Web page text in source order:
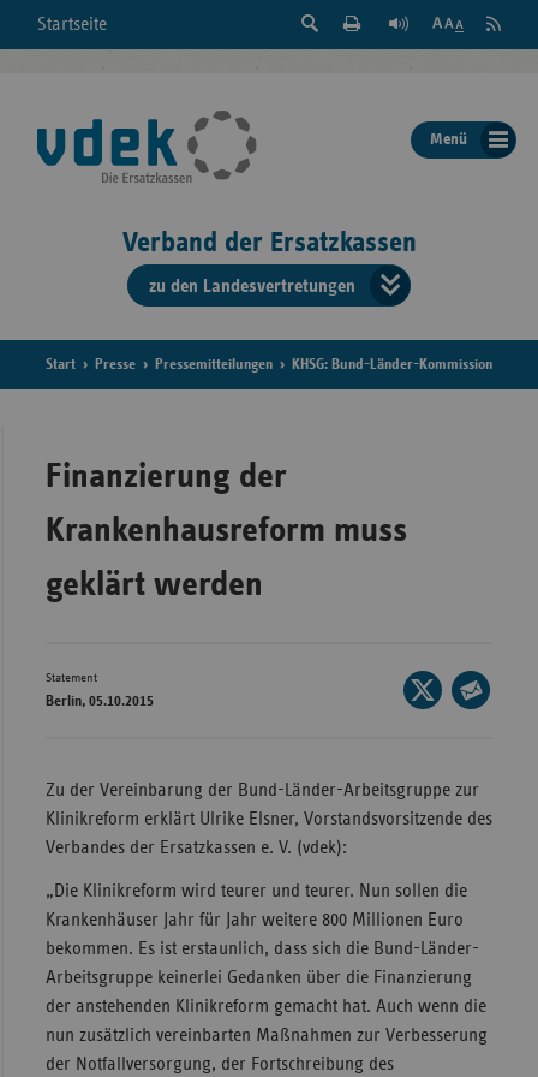
Startseite
Suche
der
Seite
Feed
Menü
Verband der Ersatzkassen
zu den Landesvertretungen
der
Hessen
Start Presse Pressemitteilungen KHSG: Bund-Länder-Kommission
Finanzierung der
Krankenhausreform muss
geklärt werden
Statement
Berlin, 05.10.2015
Seite
auf
Mail
Zu der Vereinbarung der Bund-Länder-Arbeitsgruppe zur
Klinikreform erklärt Ulrike Elsner, Vorstandsvorsitzende des
Verbandes der Ersatzkassen e. V. (vdek):
„Die Klinikreform wird teurer und teurer. Nun sollen die
Krankenhäuser Jahr für Jahr weitere 800 Millionen Euro
bekommen. Es ist erstaunlich, dass sich die Bund-Länder-
Arbeitsgruppe keinerlei Gedanken über die Finanzierung
der anstehenden Klinikreform gemacht hat. Auch wenn die
nun zusätzlich vereinbarten Maßnahmen zur Verbesserung
der Notfallversorgung, der Fortschreibung des